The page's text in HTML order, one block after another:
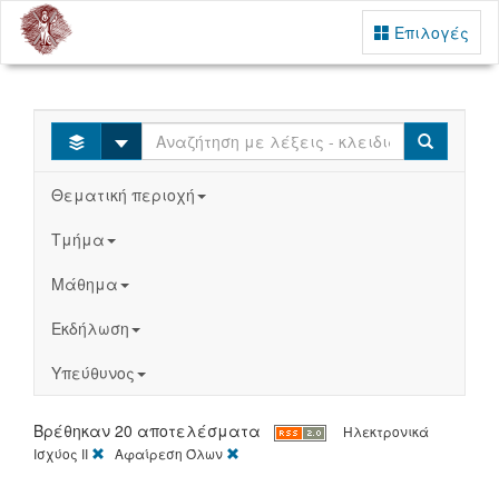
Επιλογές
Select Search
Θεματική περιοχή
Τμήμα
Μάθημα
Εκδήλωση
Υπεύθυνος
Βρέθηκαν 20 αποτελέσματα
Ηλεκτρονικά
Ισχύος ΙΙ
[X]Αφαίρεση Όλων